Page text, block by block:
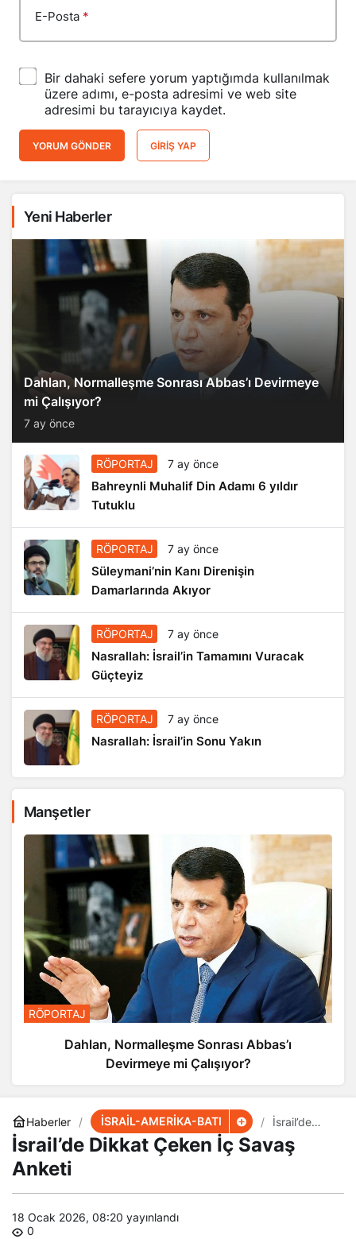
E-Posta *
Bir dahaki sefere yorum yaptığımda kullanılmak
üzere adımı, e-posta adresimi ve web site
adresimi bu tarayıcıya kaydet.
YORUM GÖNDER GIRIŞ YAP
Yeni Haberler
Dahlan, Normalleşme Sonrası Abbas’ı Devirmeye
mi Çalışıyor?
7 ay önce
RÖPORTAJ 7 ay önce
Bahreynli Muhalif Din Adamı 6 yıldır
Tutuklu
RÖPORTAJ 7 ay önce
Süleymani’nin Kanı Direnişin
Damarlarında Akıyor
RÖPORTAJ 7 ay önce
Nasrallah: İsrail’in Tamamını Vuracak
Güçteyiz
RÖPORTAJ 7 ay önce
Nasrallah: İsrail’in Sonu Yakın
Manşetler
RÖPORTAJ
Dahlan, Normalleşme Sonrası Abbas’ı
Devirmeye mi Çalışıyor?
Haberler İSRAİL-AMERİKA-BATI
İsrail’de
Çeken İç
İsrail’de Dikkat Çeken İç Savaş
Anketi
18 Ocak 2026, 08:20 yayınlandı
0